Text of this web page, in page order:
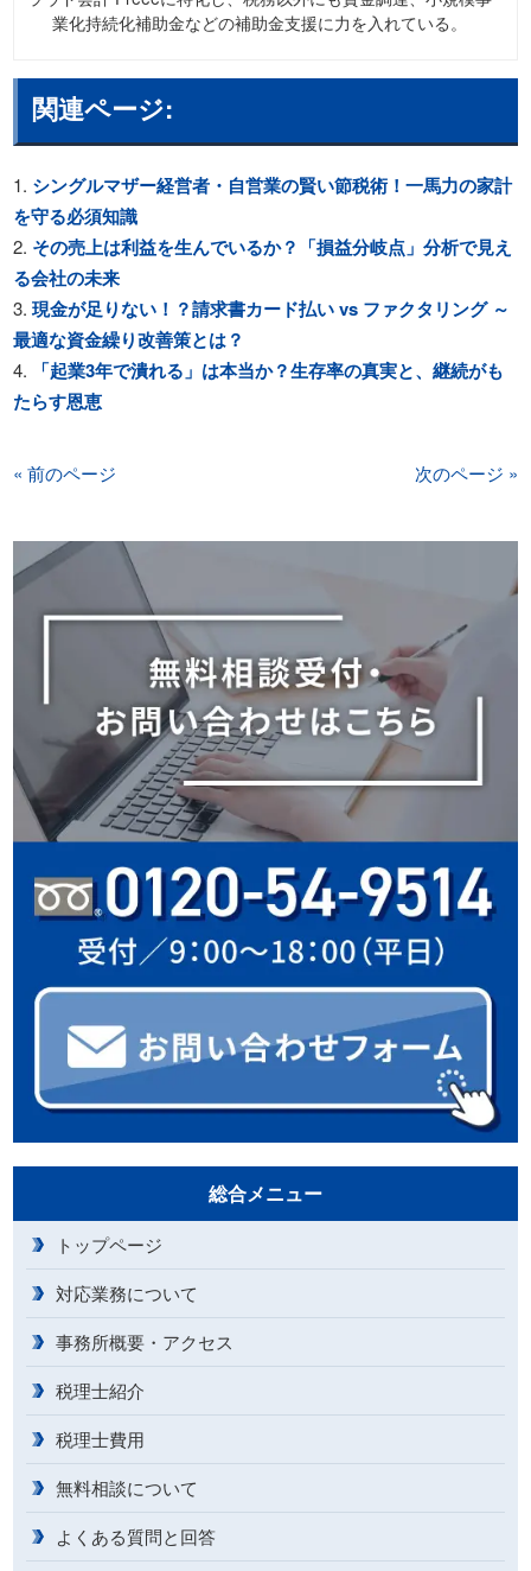
業化持続化補助金などの補助金支援に力を入れている。
関連ページ:
シングルマザー経営者・自営業の賢い節税術！一馬力の家計
を守る必須知識
その売上は利益を生んでいるか？「損益分岐点」分析で見え
る会社の未来
現金が足りない！？請求書カード払い vs ファクタリング ～
最適な資金繰り改善策とは？
「起業3年で潰れる」は本当か？生存率の真実と、継続がも
たらす恩恵
« 前のページ 次のページ »
総合メニュー
トップページ
対応業務について
事務所概要・アクセス
税理士紹介
税理士費用
無料相談について
よくある質問と回答